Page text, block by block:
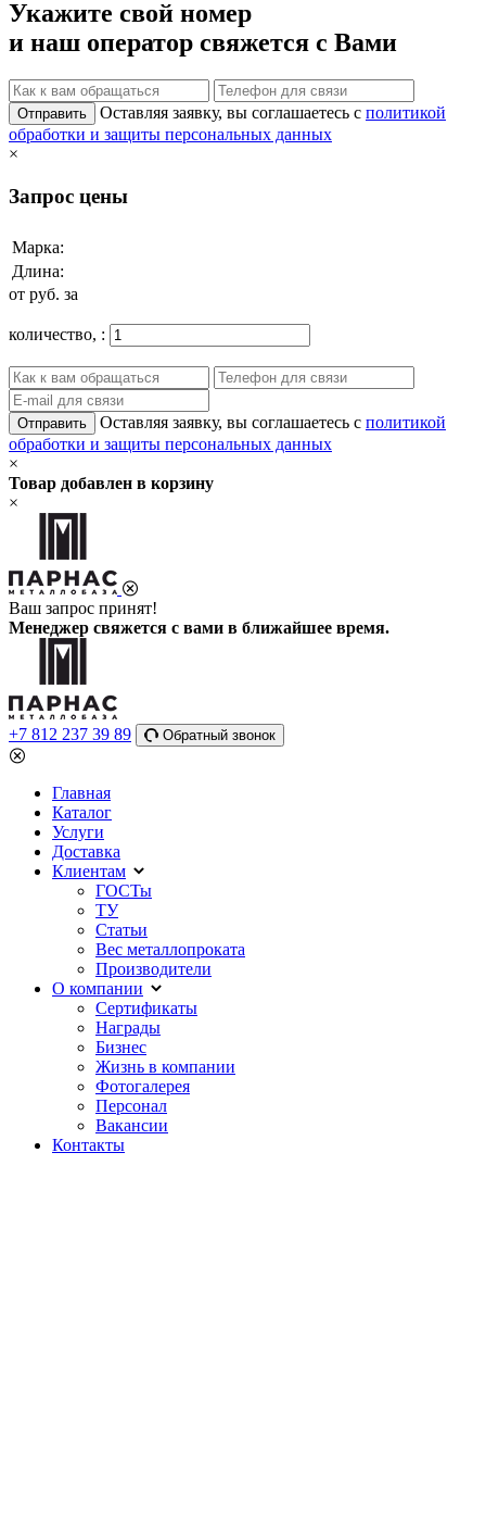
Укажите свой номер
и наш оператор свяжется с Вами
Отправить Оставляя заявку, вы соглашаетесь с политикой
обработки и защиты персональных данных
×
Запрос цены
Марка:
Длина:
от руб. за
количество, :
Отправить Оставляя заявку, вы соглашаетесь с политикой
обработки и защиты персональных данных
×
Товар добавлен в корзину
×
Ваш запрос принят!
Менеджер свяжется с вами в ближайшее время.
+7 812 237 39 89 Обратный звонок
Главная
Каталог
Услуги
Доставка
Клиентам
ГОСТы
ТУ
Статьи
Вес металлопроката
Производители
О компании
Сертификаты
Награды
Бизнес
Жизнь в компании
Фотогалерея
Персонал
Вакансии
Контакты